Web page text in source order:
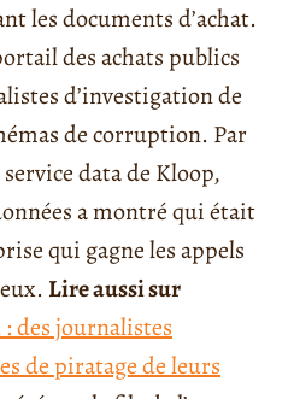
les documents d’achat.
des achats publics
d’investigation de
de corruption. Par
data de Kloop,
a montré qui était
qui gagne les appels
Lire aussi sur
des journalistes
de piratage de leurs